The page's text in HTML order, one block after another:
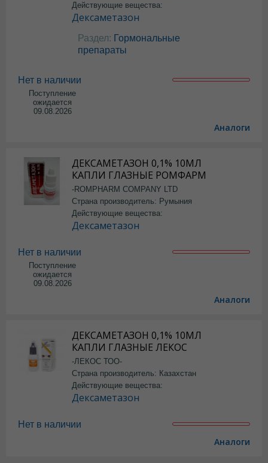
Действующие вещества:
Дексаметазон
Раздел: Гормональные
препараты
Нет в наличии
Поступление
ожидается
09.08.2026
Аналоги
ДЕКСАМЕТАЗОН 0,1% 10МЛ
КАПЛИ ГЛАЗНЫЕ РОМФАРМ
-ROMPHARM COMPANY LTD
Страна производитель: Румыния
Действующие вещества:
Дексаметазон
Нет в наличии
Поступление
ожидается
09.08.2026
Аналоги
ДЕКСАМЕТАЗОН 0,1% 10МЛ
КАПЛИ ГЛАЗНЫЕ ЛЕКОС
-ЛЕКОС ТОО-
Страна производитель: Казахстан
Действующие вещества:
Дексаметазон
Нет в наличии
Аналоги